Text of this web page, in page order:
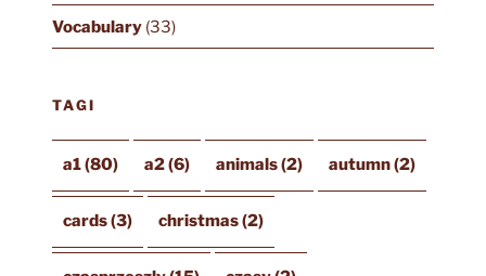
Vocabulary(33)
TAGI
a1(80) a2(6) animals(2) autumn(2)
cards(3) christmas(2)